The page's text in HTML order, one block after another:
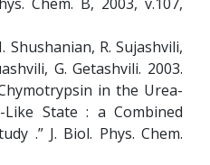
R. Sujashvili,
G. Getashvili. 2003.
in the Urea-
Like State : a Combined
.” J. Biol. Phys. Chem.